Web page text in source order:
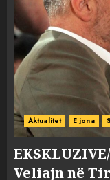
Aktualitet E jona
Veliajn në